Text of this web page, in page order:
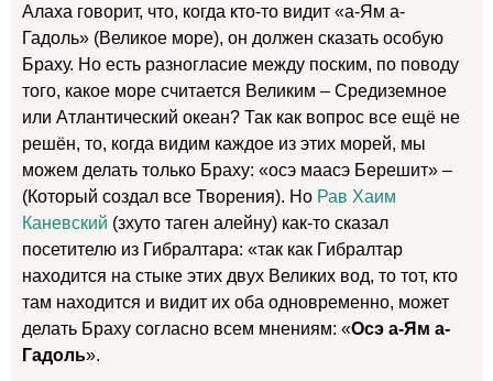
Алаха говорит, что, когда кто-то видит «а-Ям а-
Гадоль» (Великое море), он должен сказать особую
Браху. Но есть разногласие между поским, по поводу
того, какое море считается Великим – Средиземное
или Атлантический океан? Так как вопрос все ещё не
решён, то, когда видим каждое из этих морей, мы
можем делать только Браху: «осэ маасэ Берешит» –
(Который создал все Творения). Но Рав Хаим
Каневский (зхуто таген алейну) как-то сказал
посетителю из Гибралтара: «так как Гибралтар
находится на стыке этих двух Великих вод, то тот, кто
там находится и видит их оба одновременно, может
делать Браху согласно всем мнениям: «Осэ а-Ям а-
Гадоль».